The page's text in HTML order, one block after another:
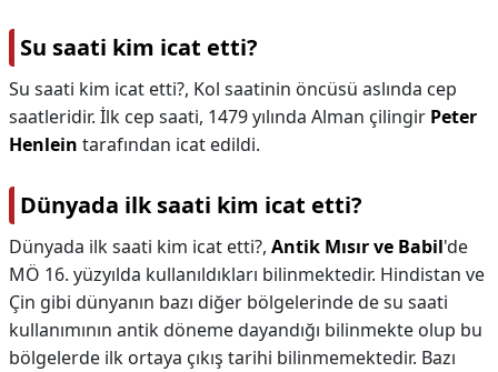
Su saati kim icat etti?
Su saati kim icat etti?, Kol saatinin öncüsü aslında cep
saatleridir. İlk cep saati, 1479 yılında Alman çilingir Peter
Henlein tarafından icat edildi.
Dünyada ilk saati kim icat etti?
Dünyada ilk saati kim icat etti?, Antik Mısır ve Babil'de
MÖ 16. yüzyılda kullanıldıkları bilinmektedir. Hindistan ve
Çin gibi dünyanın bazı diğer bölgelerinde de su saati
kullanımının antik döneme dayandığı bilinmekte olup bu
bölgelerde ilk ortaya çıkış tarihi bilinmemektedir. Bazı